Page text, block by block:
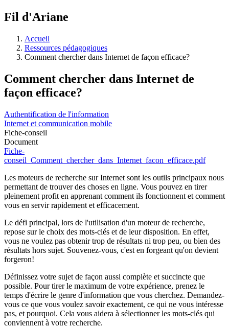
Fil d'Ariane
Accueil
Ressources pédagogiques
Comment chercher dans Internet de façon efficace?
Comment chercher dans Internet de
façon efficace?
Authentification de l'information
Internet et communication mobile
Fiche-conseil
Document
Fiche-
conseil_Comment_chercher_dans_Internet_facon_efficace.pdf
Les moteurs de recherche sur Internet sont les outils principaux nous
permettant de trouver des choses en ligne. Vous pouvez en tirer
pleinement profit en apprenant comment ils fonctionnent et comment
vous en servir rapidement et efficacement.
Le défi principal, lors de l'utilisation d'un moteur de recherche,
repose sur le choix des mots-clés et de leur disposition. En effet,
vous ne voulez pas obtenir trop de résultats ni trop peu, ou bien des
résultats hors sujet. Souvenez-vous, c'est en forgeant qu'on devient
forgeron!
Définissez votre sujet de façon aussi complète et succincte que
possible. Pour tirer le maximum de votre expérience, prenez le
temps d'écrire le genre d'information que vous cherchez. Demandez-
vous ce que vous voulez savoir exactement, ce qui ne vous intéresse
pas, et pourquoi. Cela vous aidera à sélectionner les mots-clés qui
conviennent à votre recherche.